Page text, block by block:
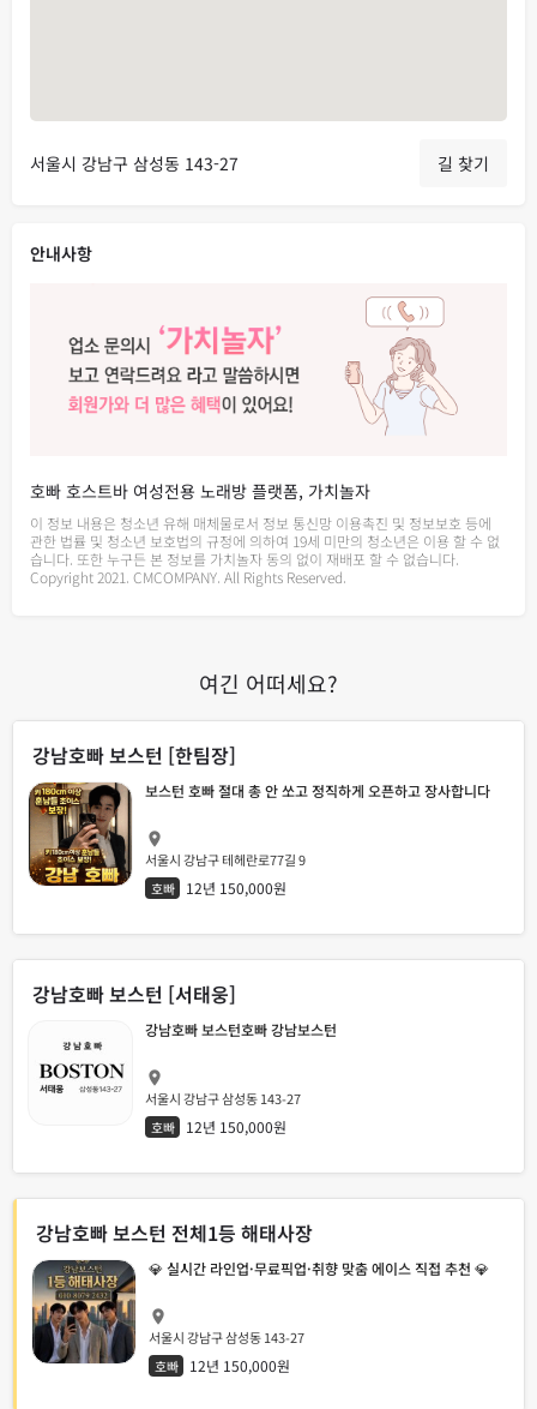
서울시 강남구 삼성동 143-27 길 찾기
안내사항
호빠 호스트바 여성전용 노래방 플랫폼, 가치놀자
이 정보 내용은 청소년 유해 매체물로서 정보 통신망 이용촉진 및 정보보호 등에
관한 법률 및 청소년 보호법의 규정에 의하여 19세 미만의 청소년은 이용 할 수 없
습니다. 또한 누구든 본 정보를 가치놀자 동의 없이 재배포 할 수 없습니다.
Copyright 2021. CMCOMPANY. All Rights Reserved.
여긴 어떠세요?
강남호빠 보스턴 [한팀장]
보스턴 호빠 절대 총 안 쏘고 정직하게 오픈하고 장사합니다
서울시 강남구 테헤란로77길 9
호빠
12년 150,000원
강남호빠 보스턴 [서태웅]
강남호빠 보스턴호빠 강남보스턴
서울시 강남구 삼성동 143-27
호빠
12년 150,000원
강남호빠 보스턴 전체1등 해태사장
💎 실시간 라인업·무료픽업·취향 맞춤 에이스 직접 추천 💎
서울시 강남구 삼성동 143-27
호빠
12년 150,000원